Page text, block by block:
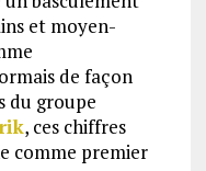
et moyen-
de façon
du groupe
, ces chiffres
comme premier